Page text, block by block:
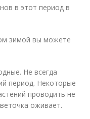
в этот период в
зимой вы можете
Не всегда
период. Некоторые
проводить не
оживает.